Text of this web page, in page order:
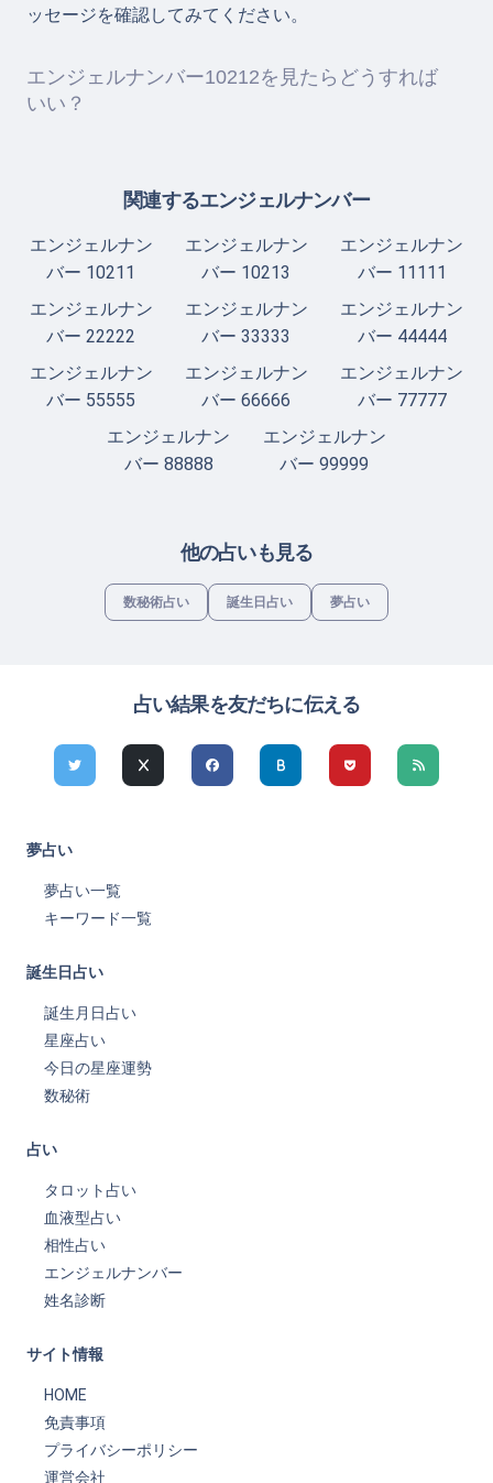
ッセージを確認してみてください。
エンジェルナンバー10212を見たらどうすれば
いい？
関連するエンジェルナンバー
エンジェルナン
バー 10211
エンジェルナン
バー 10213
エンジェルナン
バー 11111
エンジェルナン
バー 22222
エンジェルナン
バー 33333
エンジェルナン
バー 44444
エンジェルナン
バー 55555
エンジェルナン
バー 66666
エンジェルナン
バー 77777
エンジェルナン
バー 88888
エンジェルナン
バー 99999
他の占いも見る
数秘術占い 誕生日占い 夢占い
占い結果を友だちに伝える
夢占い
夢占い一覧
キーワード一覧
誕生日占い
誕生月日占い
星座占い
今日の星座運勢
数秘術
占い
タロット占い
血液型占い
相性占い
エンジェルナンバー
姓名診断
サイト情報
HOME
免責事項
プライバシーポリシー
運営会社